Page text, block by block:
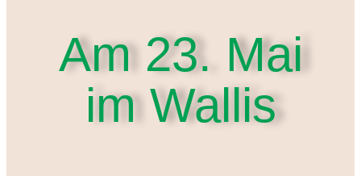
Am 23. Mai
im Wallis